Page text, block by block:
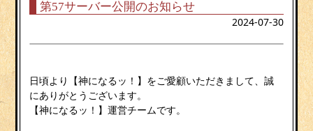
第57サーバー公開のお知らせ
2024-07-30
日頃より【神になるッ！】をご愛顧いただきまして、誠
にありがとうございます。
【神になるッ！】運営チームです。